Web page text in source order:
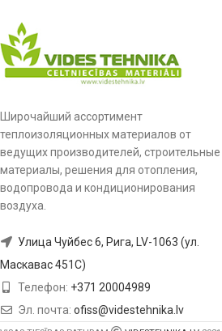
Широчайший ассортимент
теплоизоляционных материалов от
ведущих производителей, строительные
материалы, решения для отопления,
водопровода и кондиционирования
воздуха.
Улица Чуйбес 6, Рига, LV-1063 (ул.
Маскавас 451C)
Телефон: +371 20004989
Эл. почта: ofiss@videstehnika.lv